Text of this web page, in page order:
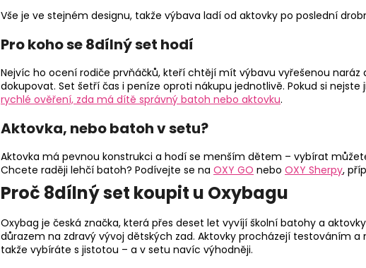
Vše je ve stejném designu, takže výbava ladí od aktovky po poslední
Pro koho se 8dílný set hodí
Nejvíc ho ocení rodiče prvňáčků, kteří chtějí mít výbavu vyřešenou
dokupovat. Set šetří čas i peníze oproti nákupu jednotlivě. Pokud si
rychlé ověření, zda má dítě správný batoh nebo aktovku.
Aktovka, nebo batoh v setu?
Aktovka má pevnou konstrukci a hodí se menším dětem – vybírat
Chcete raději lehčí batoh? Podívejte se na OXY GO nebo OXY Sherpy,
Proč 8dílný set koupit u Oxybagu
Oxybag je česká značka, která přes deset let vyvíjí školní batohy a
důrazem na zdravý vývoj dětských zad. Aktovky procházejí testováním a
takže vybíráte s jistotou – a v setu navíc výhodněji.